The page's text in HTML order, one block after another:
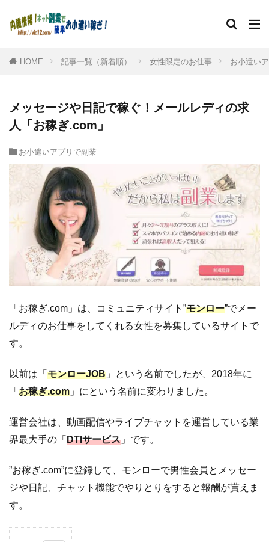
HOME 記事一覧（新着順） 女性限定のお仕事 お小遣い
メッセージや日記で稼ぐ！メールレディの求
人「お稼ぎ.com」
お小遣いアプリで副業
「お稼ぎ.com」は、コミュニティサイト”モンロー”でメー
ルディのお仕事をしてくれる女性を募集しているサイトで
す。
以前は「 モンローJOB 」という名前でしたが、2018年に
「 お稼ぎ.com 」にという名前に変わりました。
運営会社は、動画配信やライブチャットを運営している業
界最大手の「 DTIサービス 」です。
”お稼ぎ.com”に登録して、モンローで男性会員とメッセー
ジや日記、チャット機能でやりとりをすると報酬が貰えま
す。